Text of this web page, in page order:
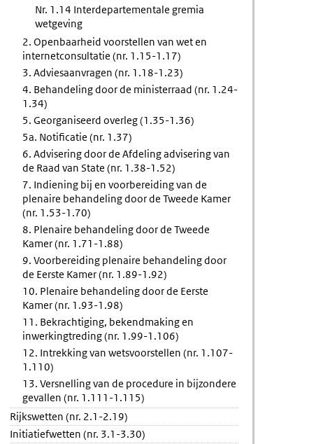
Nr. 1.14 Interdepartementale gremia
wetgeving
2. Openbaarheid voorstellen van wet en
internetconsultatie (nr. 1.15-1.17)
3. Adviesaanvragen (nr. 1.18-1.23)
4. Behandeling door de ministerraad (nr. 1.24-
1.34)
5. Georganiseerd overleg (1.35-1.36)
5a. Notificatie (nr. 1.37)
6. Advisering door de Afdeling advisering van
de Raad van State (nr. 1.38-1.52)
7. Indiening bij en voorbereiding van de
plenaire behandeling door de Tweede Kamer
(nr. 1.53-1.70)
8. Plenaire behandeling door de Tweede
Kamer (nr. 1.71-1.88)
9. Voorbereiding plenaire behandeling door
de Eerste Kamer (nr. 1.89-1.92)
10. Plenaire behandeling door de Eerste
Kamer (nr. 1.93-1.98)
11. Bekrachtiging, bekendmaking en
inwerkingtreding (nr. 1.99-1.106)
12. Intrekking van wetsvoorstellen (nr. 1.107-
1.110)
13. Versnelling van de procedure in bijzondere
gevallen (nr. 1.111-1.115)
Rijkswetten (nr. 2.1-2.19)
Initiatiefwetten (nr. 3.1-3.30)